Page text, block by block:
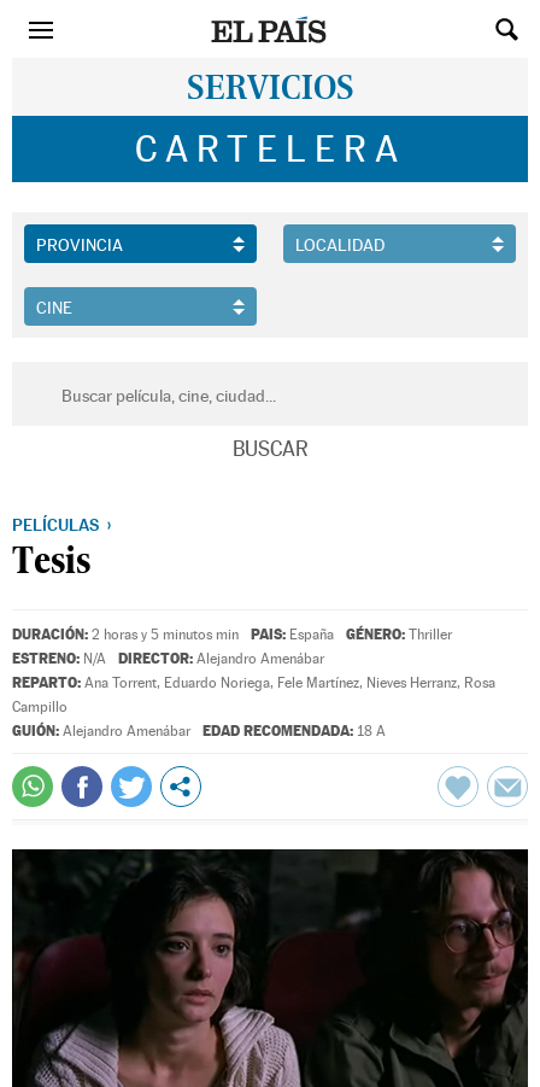
SERVICIOS
CARTELERA
PELÍCULAS
Tesis
DURACIÓN: 2 horas y 5 minutos min PAIS: España GÉNERO: Thriller
ESTRENO: N/A DIRECTOR: Alejandro Amenábar
REPARTO: Ana Torrent, Eduardo Noriega, Fele Martínez, Nieves Herranz, Rosa
Campillo
GUIÓN: Alejandro Amenábar EDAD RECOMENDADA: 18 A